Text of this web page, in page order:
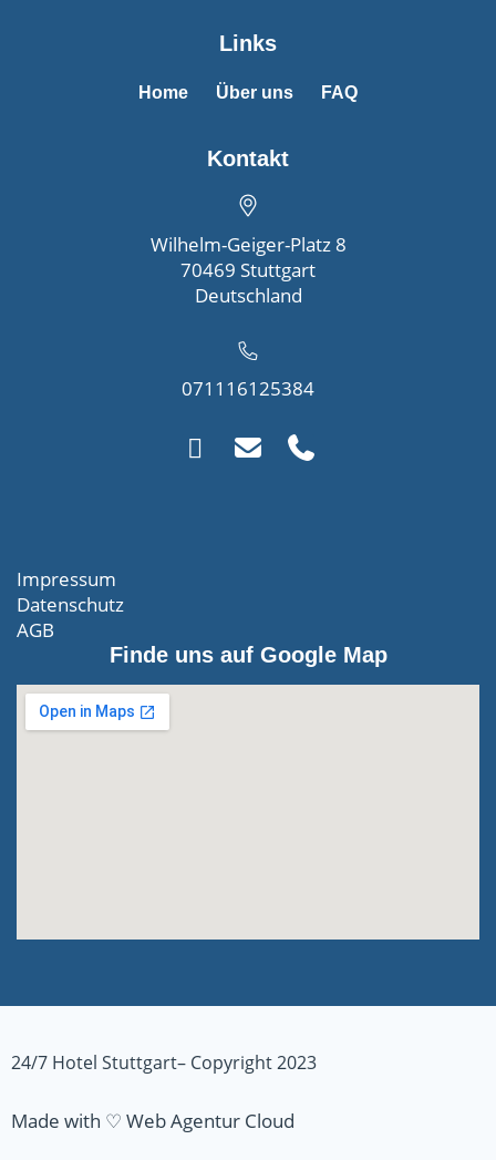
Links
Home Über uns FAQ
Kontakt
Wilhelm-Geiger-Platz 8
70469 Stuttgart
Deutschland
071116125384
Impressum
Datenschutz
AGB
Finde uns auf Google Map
24/7 Hotel Stuttgart– Copyright 2023
Made with ♡ Web Agentur Cloud